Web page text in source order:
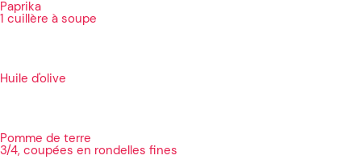
Paprika
1 cuillère à soupe
Huile d'olive
Pomme de terre
3/4, coupées en rondelles fines